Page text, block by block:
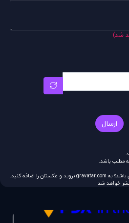
شد)
ارسال
مطلب باشد.
به gravatar.comبروید و عکستان را اضافه کنید.
خواهد شد